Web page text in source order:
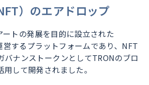
）のエアドロップ
トの発展を目的に設立された
営するプラットフォームであり、NFT
バナンストークンとしてTRONのブロ
用して開発されました。